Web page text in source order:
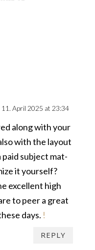
11. April 2025 at 23:34
along with your
with the lay­out
paid sub­ject mat­
it your­self?
excel­lent high
to peer a great
days. !
REPLY